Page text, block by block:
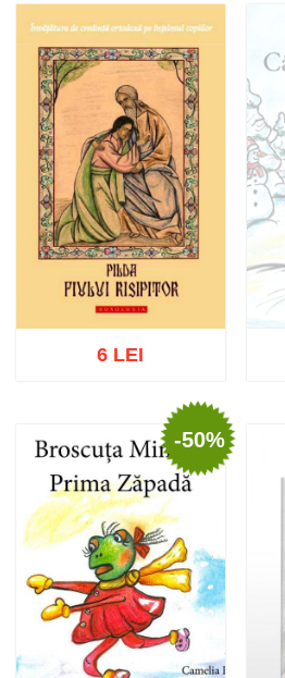
Adaugă în coș Wishlist
Adaugă în coș Wishlist
6 LEI
-50%